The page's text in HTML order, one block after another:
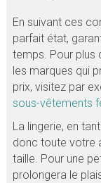
En suivant ces
parfait état,
temps. Pour plus
les marques qui
prix, visitez par
sous-vêtements
La lingerie, en
donc toute votre
taille. Pour une
prolongera le